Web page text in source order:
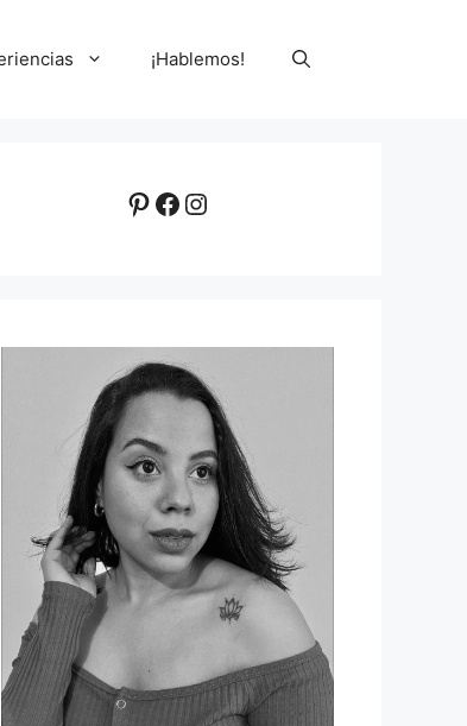
¡Hablemos!
Pinterest
Facebook
Instagram